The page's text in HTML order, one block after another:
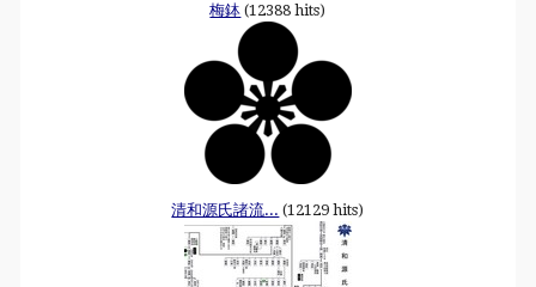
梅鉢 (12388 hits)
清和源氏諸流... (12129 hits)